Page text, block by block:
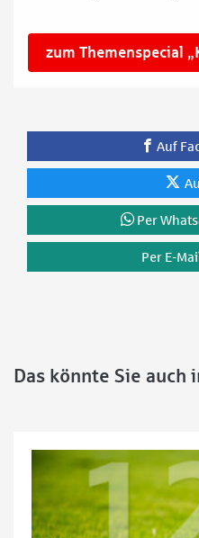
zum Themenspecial
Auf
Per
Per E-
Das könnte Sie auch